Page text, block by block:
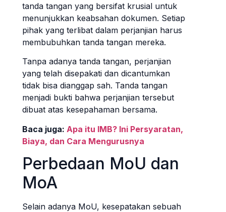
tanda tangan yang bersifat krusial untuk
menunjukkan keabsahan dokumen. Setiap
pihak yang terlibat dalam perjanjian harus
membubuhkan tanda tangan mereka.
Tanpa adanya tanda tangan, perjanjian
yang telah disepakati dan dicantumkan
tidak bisa dianggap sah. Tanda tangan
menjadi bukti bahwa perjanjian tersebut
dibuat atas kesepahaman bersama.
Baca juga: Apa itu IMB? Ini Persyaratan,
Biaya, dan Cara Mengurusnya
Perbedaan MoU dan
MoA
Selain adanya MoU, kesepatakan sebuah